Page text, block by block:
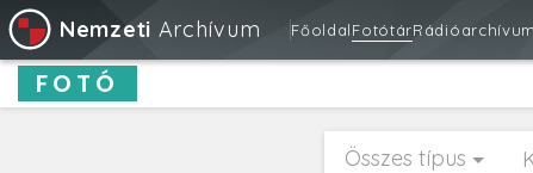
Nemzeti Archívum FőoldalFotótár
FOTÓ
Összes típus